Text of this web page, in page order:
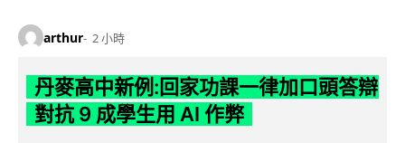
arthur 2 小時
丹麥高中新例:回家功課一律加口頭答辯
對抗 9 成學生用 AI 作弊